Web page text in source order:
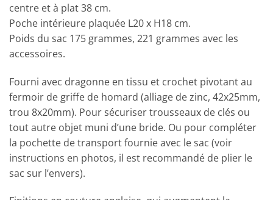
centre et à plat 38 cm.
Poche intérieure plaquée L20 x H18 cm.
Poids du sac 175 grammes, 221 grammes avec les
accessoires.
Fourni avec dragonne en tissu et crochet pivotant au
fermoir de griffe de homard (alliage de zinc, 42x25mm,
trou 8x20mm). Pour sécuriser trousseaux de clés ou
tout autre objet muni d’une bride. Ou pour compléter
la pochette de transport fournie avec le sac (voir
instructions en photos, il est recommandé de plier le
sac sur l’envers).